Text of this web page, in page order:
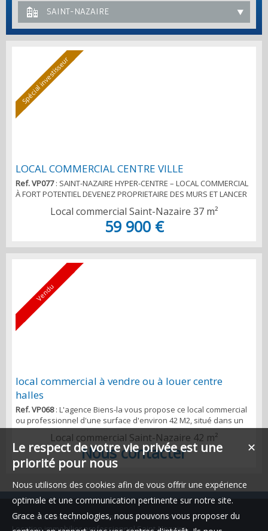
SAINT-NAZAIRE
Spécial investisseur
LOCAL COMMERCIAL CENTRE VILLE
Ref. VP077: SAINT-NAZAIRE HYPER-CENTRE – LOCAL COMMERCIAL
À FORT POTENTIEL DEVENEZ PROPRIETAIRE DES MURS ET LANCER
VOTRE ACTIVITE Situé en plein cœur de Saint-Nazaire, au rez-de-
chaussée d'un immeuble en copropriété, ce local commercial
d'environ 37 m² bénéficie d'un emplacement recherché offrant
Local commercial Saint-Nazaire 37 m²
59 900 €
Vendu
local commercial à vendre ou à louer centre
halles
Ref. VP068: L'agence Biens-la vous propose ce local commercial
ou professionnel d'une surface d'environ 42 M2, situé dans un
secteur très passant d'une grande avenue principale à St
Nazaire, très beau linéaire de vitrine. Une réserve/arrière
boutique avec cuisine aménagée et WC indépendants.
Possibilité d’accéder à un jardin collectif. Vous bénéficierez de la
présence des commerces de proximité, de ...
Local commercial Saint-Nazaire 42 m²
Nous contacter
Achat immobilier professionnel Saint-Nazaire
Location immobilier professionnel Saint-Nazaire
✕
Le respect de votre vie privée est une
priorité pour nous
Nous utilisons des cookies afin de vous offrir une expérience
optimale et une communication pertinente sur notre site.
Grace à ces technologies, nous pouvons vous proposer du